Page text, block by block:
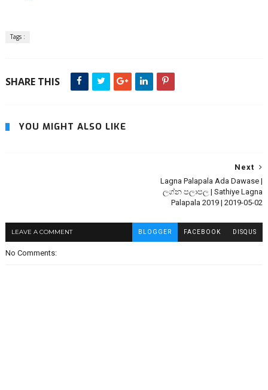
Tags :
SHARE THIS
YOU MIGHT ALSO LIKE
Next
Lagna Palapala Ada Dawase |
ලග්න පලාපල | Sathiye Lagna
Palapala 2019 | 2019-05-02
LEAVE A COMMENT BLOGGER FACEBOOK DISQUS
No Comments: